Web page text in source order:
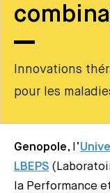
Innovations
pour les
Genopole, l’
LBEPS
la Performance